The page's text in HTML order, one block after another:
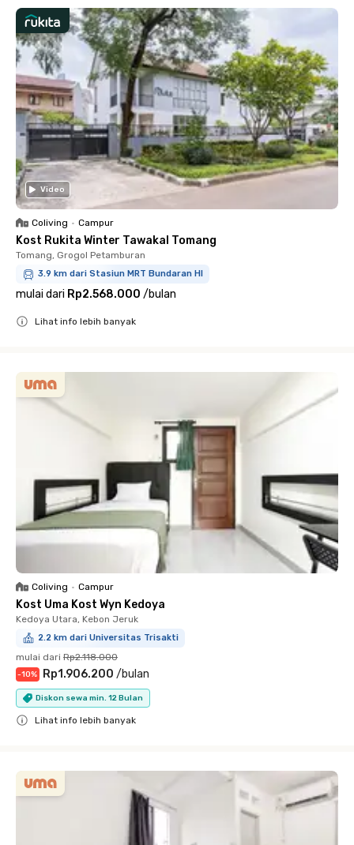
Video
Coliving • Campur
Kost Rukita Winter Tawakal Tomang
Tomang, Grogol Petamburan
3.9 km dari Stasiun MRT Bundaran HI
mulai dari Rp2.568.000 /bulan
Lihat info lebih banyak
Coliving • Campur
Kost Uma Kost Wyn Kedoya
Kedoya Utara, Kebon Jeruk
2.2 km dari Universitas Trisakti
mulai dari Rp2.118.000
-10% Rp1.906.200 /bulan
Diskon sewa min. 12 Bulan
Lihat info lebih banyak